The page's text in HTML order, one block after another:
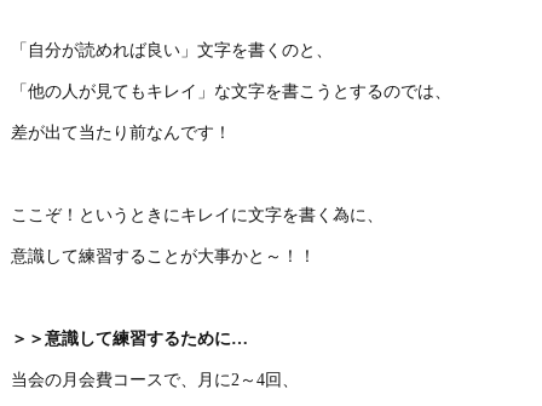
「自分が読めれば良い」文字を書くのと、
「他の人が見てもキレイ」な文字を書こうとするのでは、
差が出て当たり前なんです！
ここぞ！というときにキレイに文字を書く為に、
意識して練習することが大事かと～！！
＞＞意識して練習するために…
当会の月会費コースで、月に2～4回、